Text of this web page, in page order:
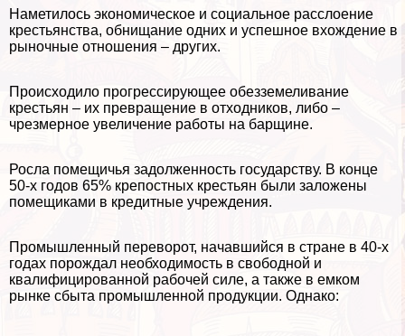
Наметилось экономическое и социальное расслоение
крестьянства, обнищание одних и успешное вхождение в
рыночные отношения – других.
Происходило прогрессирующее обезземеливание
крестьян – их превращение в отходников, либо –
чрезмерное увеличение работы на барщине.
Росла помещичья задолженность государству. В конце
50-х годов 65% крепостных крестьян были заложены
помещиками в кредитные учреждения.
Промышленный переворот, начавшийся в стране в 40-х
годах порождал необходимость в свободной и
квалифицированной рабочей силе, а также в емком
рынке сбыта промышленной продукции. Однако: